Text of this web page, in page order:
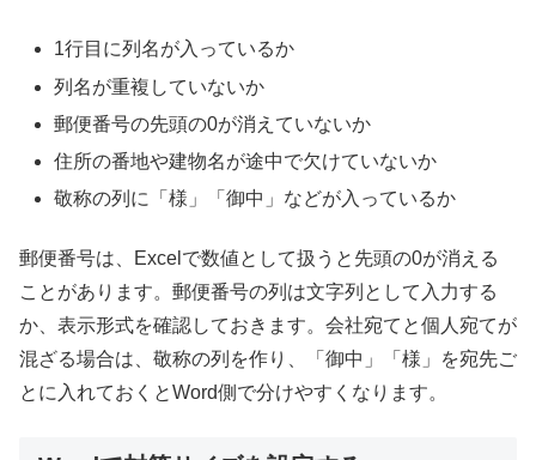
1行目に列名が入っているか
列名が重複していないか
郵便番号の先頭の0が消えていないか
住所の番地や建物名が途中で欠けていないか
敬称の列に「様」「御中」などが入っているか
郵便番号は、Excelで数値として扱うと先頭の0が消える
ことがあります。郵便番号の列は文字列として入力する
か、表示形式を確認しておきます。会社宛てと個人宛てが
混ざる場合は、敬称の列を作り、「御中」「様」を宛先ご
とに入れておくとWord側で分けやすくなります。